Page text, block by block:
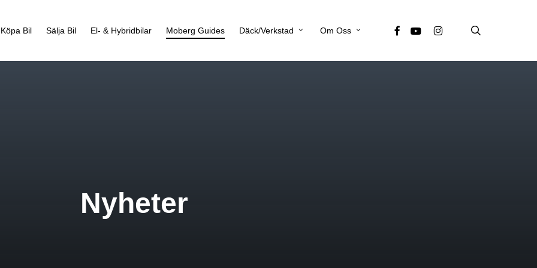
Köpa Bil Sälja Bil El- & Hybridbilar Moberg Guides Däck/Verkstad Om Oss facebookyoutubeinstagram
Nyheter